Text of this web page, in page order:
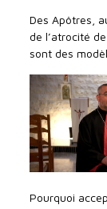
Des Apôtres,
de l’atrocité
sont des
Pourquoi